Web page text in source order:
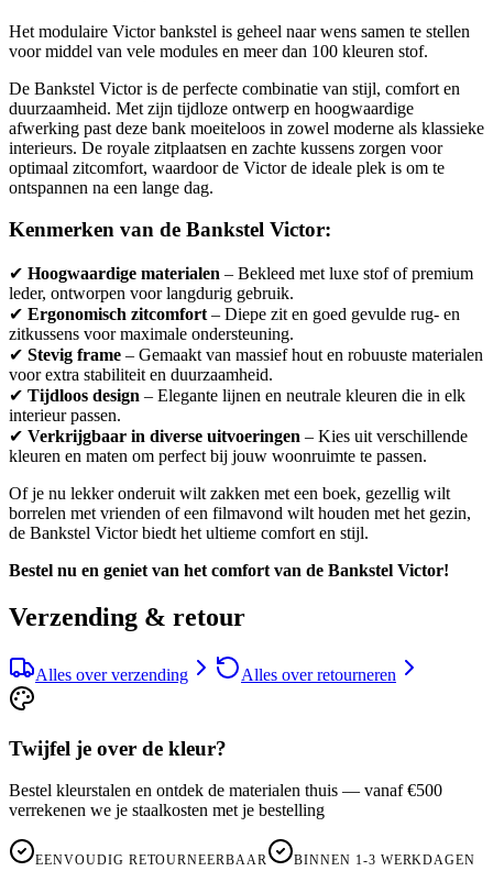
Het modulaire Victor bankstel is geheel naar wens samen te stellen
voor middel van vele modules en meer dan 100 kleuren stof.
De Bankstel Victor is de perfecte combinatie van stijl, comfort en
duurzaamheid. Met zijn tijdloze ontwerp en hoogwaardige
afwerking past deze bank moeiteloos in zowel moderne als klassieke
interieurs. De royale zitplaatsen en zachte kussens zorgen voor
optimaal zitcomfort, waardoor de Victor de ideale plek is om te
ontspannen na een lange dag.
Kenmerken van de Bankstel Victor:
✔ Hoogwaardige materialen – Bekleed met luxe stof of premium
leder, ontworpen voor langdurig gebruik.
✔ Ergonomisch zitcomfort – Diepe zit en goed gevulde rug- en
zitkussens voor maximale ondersteuning.
✔ Stevig frame – Gemaakt van massief hout en robuuste materialen
voor extra stabiliteit en duurzaamheid.
✔ Tijdloos design – Elegante lijnen en neutrale kleuren die in elk
interieur passen.
✔ Verkrijgbaar in diverse uitvoeringen – Kies uit verschillende
kleuren en maten om perfect bij jouw woonruimte te passen.
Of je nu lekker onderuit wilt zakken met een boek, gezellig wilt
borrelen met vrienden of een filmavond wilt houden met het gezin,
de Bankstel Victor biedt het ultieme comfort en stijl.
Bestel nu en geniet van het comfort van de Bankstel Victor!
Verzending & retour
Alles over verzending Alles over retourneren
Twijfel je over de kleur?
Bestel kleurstalen en ontdek de materialen thuis — vanaf €500
verrekenen we je staalkosten met je bestelling
EENVOUDIG RETOURNEERBAAR
BINNEN 1-3 WERKDAGEN